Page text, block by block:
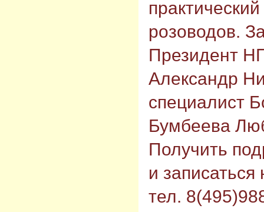
розоводов.
Президент
Александр
специалист
Бумбеева
Получить
и
тел.